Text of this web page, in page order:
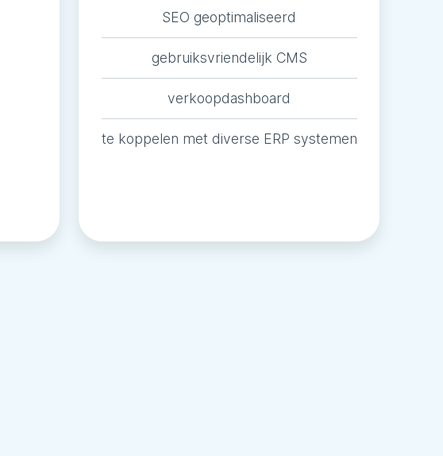
SEO geoptimaliseerd
gebruiksvriendelijk CMS
verkoopdashboard
te koppelen met diverse ERP systemen